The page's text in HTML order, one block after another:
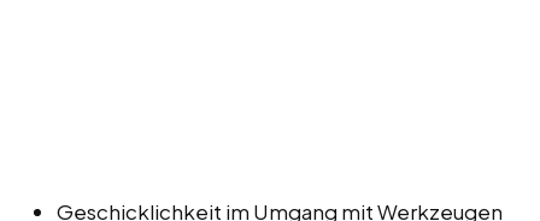
Geschicklichkeit im Umgang mit Werkzeugen